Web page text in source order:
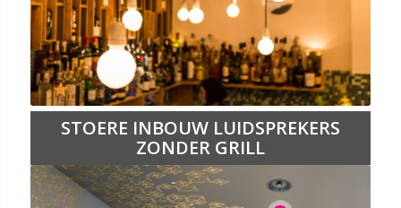
STOERE INBOUW LUIDSPREKERS
ZONDER GRILL